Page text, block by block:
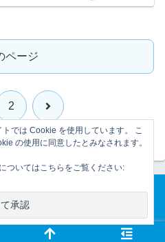
ページ
2 次
へ
8796.jp管理日誌.
では Cookie を使用しています。 こ
の使用に同意したとみなされます。
ついてはこちらをご覧ください: